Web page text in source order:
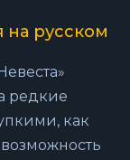
на русском
редкие
как